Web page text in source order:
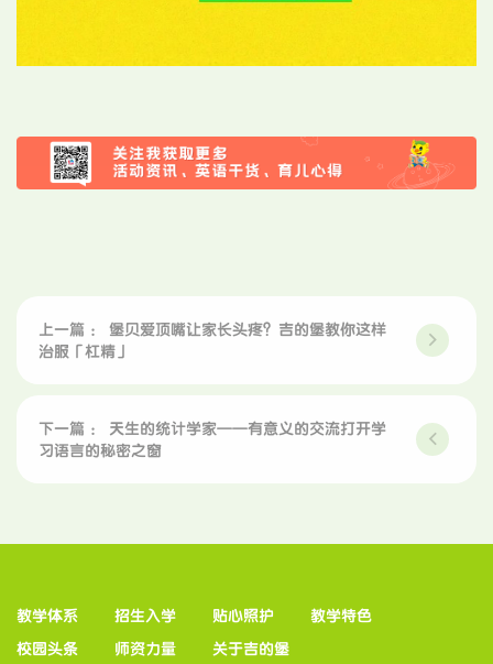
上一篇 ： 堡贝爱顶嘴让家长头疼？吉的堡教你这样
治服「杠精」
下一篇 ： 天生的统计学家——有意义的交流打开学
习语言的秘密之窗
教学体系 招生入学 贴心照护 教学特色
校园头条 师资力量 关于吉的堡